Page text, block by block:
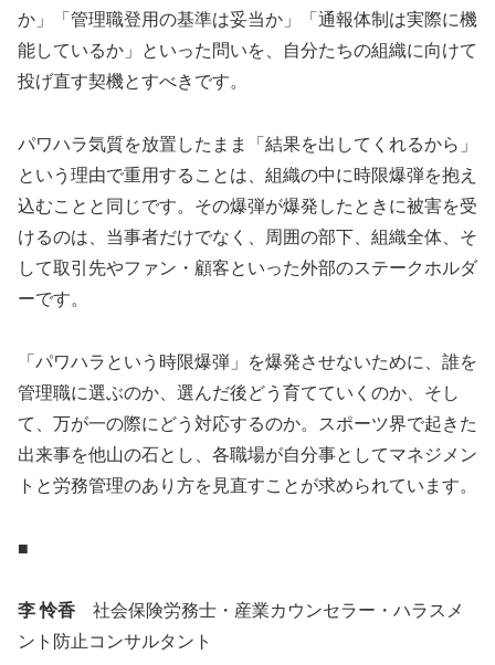
か」「管理職登用の基準は妥当か」「通報体制は実際に機
能しているか」といった問いを、自分たちの組織に向けて
投げ直す契機とすべきです。
パワハラ気質を放置したまま「結果を出してくれるから」
という理由で重用することは、組織の中に時限爆弾を抱え
込むことと同じです。その爆弾が爆発したときに被害を受
けるのは、当事者だけでなく、周囲の部下、組織全体、そ
して取引先やファン・顧客といった外部のステークホルダ
ーです。
「パワハラという時限爆弾」を爆発させないために、誰を
管理職に選ぶのか、選んだ後どう育てていくのか、そし
て、万が一の際にどう対応するのか。スポーツ界で起きた
出来事を他山の石とし、各職場が自分事としてマネジメン
トと労務管理のあり方を見直すことが求められています。
■
李 怜香 社会保険労務士・産業カウンセラー・ハラスメ
ント防止コンサルタント